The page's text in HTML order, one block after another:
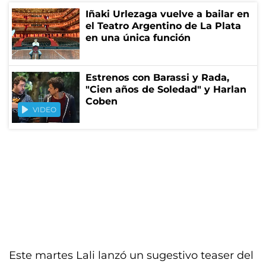
Iñaki Urlezaga vuelve a bailar en
el Teatro Argentino de La Plata
en una única función
VIDEO
Estrenos con Barassi y Rada,
"Cien años de Soledad" y Harlan
Coben
Este martes Lali lanzó un sugestivo teaser del